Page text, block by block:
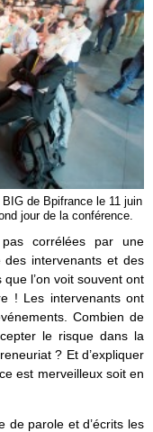
de Bpifrance le 11 juin
jour de la conférence.
corrélées par une
des intervenants et des
l’on voit souvent ont
! Les intervenants ont
Combien de
le risque dans la
? Et d’expliquer
est merveilleux soit en
de parole et d’écrits les